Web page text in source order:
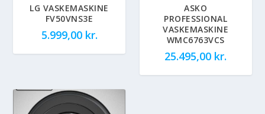
LG VASKEMASKINE
FV50VNS3E
5.999,00 kr.
ASKO
PROFESSIONAL
VASKEMASKINE
WMC6763VCS
25.495,00 kr.